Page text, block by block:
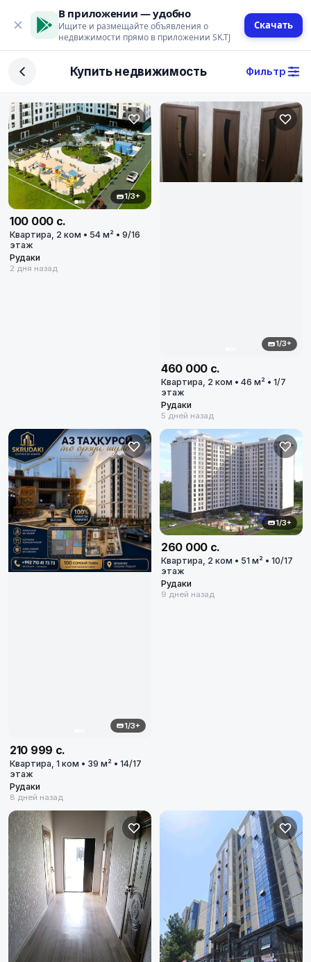
В приложении — удобно
Ищите и размещайте объявления о
недвижимости прямо в приложении SK.TJ
Скачать
Фильтр
Сделка
Купить Арендовать
Поиск
Тип недвижимости
Тип
в сомони
Сбросить
24объявлений по фильтру
Сбросить фильтры
Применить фильтры
Купить недвижимость Фильтр
1/3+
100 000 с.
Квартира, 2 ком • 54 м² • 9/16
этаж
Рудаки
2 дня назад
1/3+
460 000 с.
Квартира, 2 ком • 46 м² • 1/7
этаж
Рудаки
5 дней назад
1/3+
210 999 с.
Квартира, 1 ком • 39 м² • 14/17
этаж
Рудаки
8 дней назад
1/3+
260 000 с.
Квартира, 2 ком • 51 м² • 10/17
этаж
Рудаки
9 дней назад